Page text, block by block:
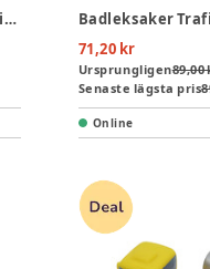
Badfigurer i Skum Dinosaurier
Badleksaker
71,20 kr
Ursprungligen89,00
Senaste lägsta pris
Online